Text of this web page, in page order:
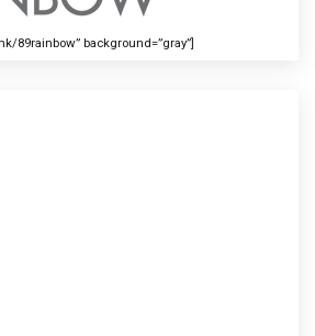
89rainbow” background=”gray”]